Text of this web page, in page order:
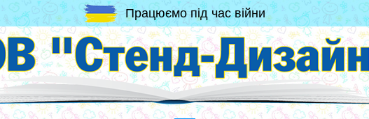
Працюємо під час війни